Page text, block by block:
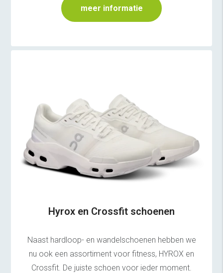
meer informatie
Hyrox en Crossfit schoenen
Naast hardloop- en wandelschoenen hebben we
nu ook een assortiment voor fitness, HYROX en
Crossfit. De juiste schoen voor ieder moment.